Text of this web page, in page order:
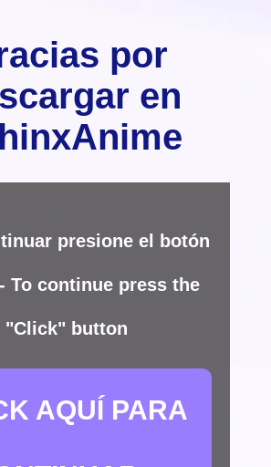
por
en
presione el botón
To continue press the
"Click" button
AQUÍ PARA